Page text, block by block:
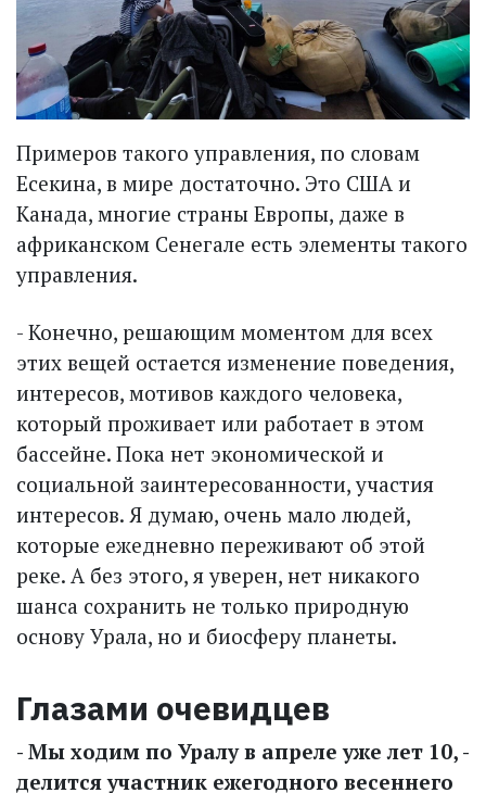
Примеров такого управления, по словам
Есекина, в мире достаточно. Это США и
Канада, многие страны Европы, даже в
африканском Сенегале есть элементы такого
управления.
- Конечно, решающим моментом для всех
этих вещей остается изменение поведения,
интересов, мотивов каждого человека,
который проживает или работает в этом
бассейне. Пока нет экономической и
социальной заинтересованности, участия
интересов. Я думаю, очень мало людей,
которые ежедневно переживают об этой
реке. А без этого, я уверен, нет никакого
шанса сохранить не только природную
основу Урала, но и биосферу планеты.
Глазами очевидцев
- Мы ходим по Уралу в апреле уже лет 10, -
делится участник ежегодного весеннего